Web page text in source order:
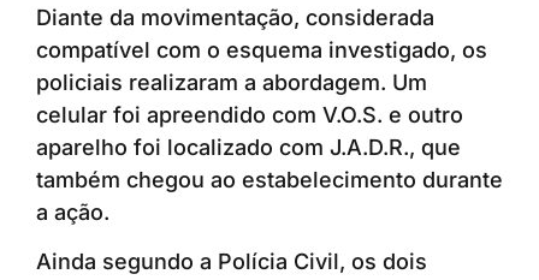
Diante da movimentação, considerada
compatível com o esquema investigado, os
policiais realizaram a abordagem. Um
celular foi apreendido com V.O.S. e outro
aparelho foi localizado com J.A.D.R., que
também chegou ao estabelecimento durante
a ação.
Ainda segundo a Polícia Civil, os dois